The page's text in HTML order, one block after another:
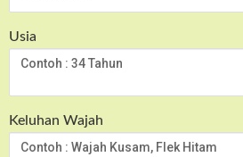
Usia
Keluhan Wajah